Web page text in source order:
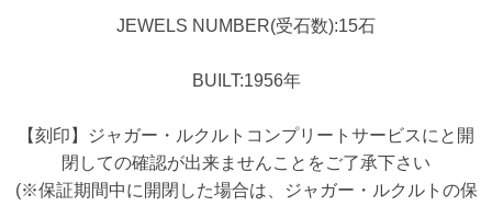
JEWELS NUMBER(受石数):15石
BUILT:1956年
【刻印】ジャガー・ルクルトコンプリートサービスにと開
閉しての確認が出来ませんことをご了承下さい
(※保証期間中に開閉した場合は、ジャガー・ルクルトの保